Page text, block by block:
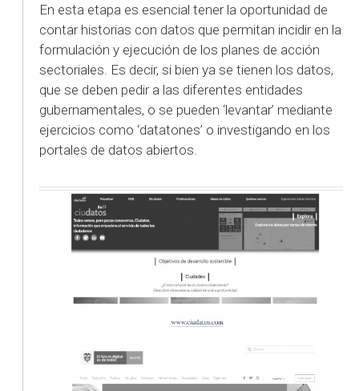
En esta etapa es esencial tener la oportunidad de
contar historias con datos que permitan incidir en la
formulación y ejecución de los planes de acción
sectoriales. Es decir, si bien ya se tienen los datos,
que se deben pedir a las diferentes entidades
gubernamentales, o se pueden ‘levantar’ mediante
ejercicios como ‘datatones’ o investigando en los
portales de datos abiertos.